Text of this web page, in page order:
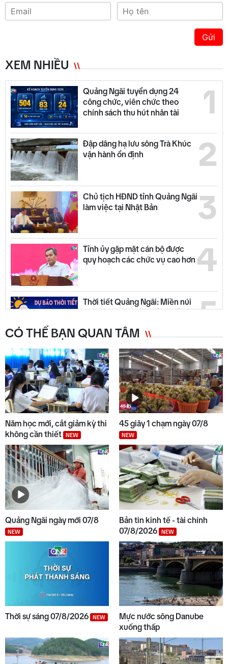
Gửi
XEM NHIỀU
1
Quảng Ngãi tuyển dụng 24
công chức, viên chức theo
chính sách thu hút nhân tài
2
Đập dâng hạ lưu sông Trà Khúc
vận hành ổn định
3
Chủ tịch HĐND tỉnh Quảng Ngãi
làm việc tại Nhật Bản
4
Tỉnh ủy gặp mặt cán bộ được
quy hoạch các chức vụ cao hơn
5
Thời tiết Quảng Ngãi: Miền núi
có mưa dông, đồng bằng nắng
6
Quyết liệt tháo gỡ các dự án tồn
đọng, kéo dài
7
Trường biên giới sẵn sàng đón
năm học mới
8
Bộ Y tế chấn chỉnh thu thêm
tiền khám BHYT
9
Chuyển động duyên hải tối 05/8
10
Hơn 100 người thiệt mạng do lũ
lụt tại Ấn Độ
CÓ THỂ BẠN QUAN TÂM
Năm học mới, cắt giảm kỳ thi
không cần thiết
NEW
45 giây 1 chạm ngày 07/8
NEW
Quảng Ngãi ngày mới 07/8
NEW
Bản tin kinh tế - tài chính
07/8/2026
NEW
Thời sự sáng 07/8/2026 NEW
Mực nước sông Danube
xuống thấp